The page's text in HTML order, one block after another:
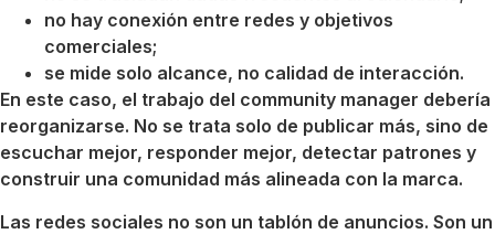
no hay conexión entre redes y objetivos
comerciales;
se mide solo alcance, no calidad de interacción.
En este caso, el trabajo del community manager debería
reorganizarse. No se trata solo de publicar más, sino de
escuchar mejor, responder mejor, detectar patrones y
construir una comunidad más alineada con la marca.
Las redes sociales no son un tablón de anuncios. Son un